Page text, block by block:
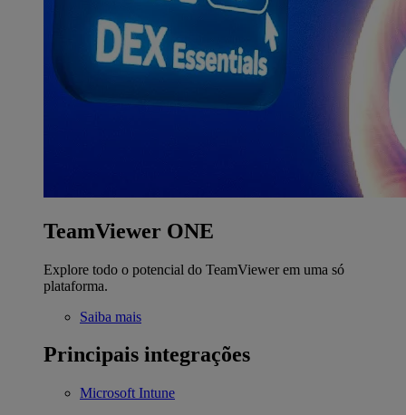
TeamViewer ONE
Explore todo o potencial do TeamViewer em uma só
plataforma.
Saiba mais
Principais integrações
Microsoft Intune